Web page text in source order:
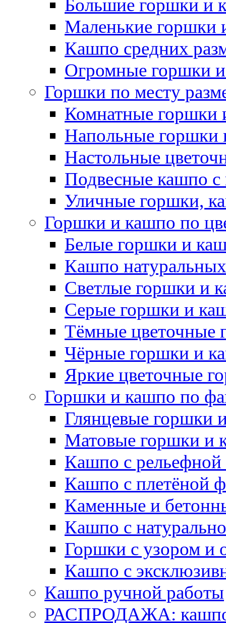
Большие горшки и
Маленькие горшки
Кашпо средних
Огромные горшки
Горшки по месту
Комнатные горшки
Напольные горшки
Настольные
Подвесные кашпо с
Уличные горшки,
Горшки и кашпо по
Белые горшки и
Кашпо
Светлые горшки и
Серые горшки и
Тёмные цветочные
Чёрные горшки и
Яркие цветочные
Горшки и кашпо по
Глянцевые горшки
Матовые горшки и
Кашпо с рельефной
Кашпо с плетёной
Каменные и
Кашпо с
Горшки с узором и
Кашпо с
Кашпо ручной работы
РАСПРОДАЖА: кашпо